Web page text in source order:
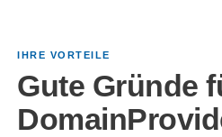
IHRE VORTEILE
Gute Gründe